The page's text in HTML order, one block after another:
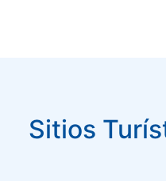
Sitios